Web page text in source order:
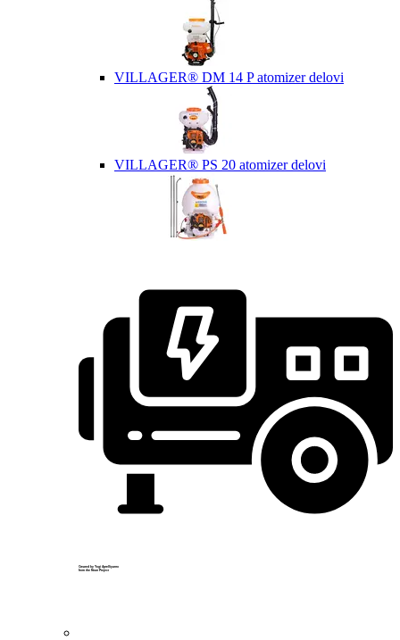
VILLAGER® DM 14 P atomizer delovi
VILLAGER® PS 20 atomizer delovi
Created by Yogi Aprelliyanto
from the Noun Project